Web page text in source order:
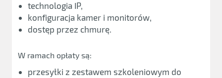
technologia IP,
konfiguracja kamer i monitorów,
dostęp przez chmurę.
W ramach opłaty są:
przesyłki z zestawem szkoleniowym do